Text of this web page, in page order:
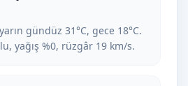
gündüz 31°C, gece 18°C.
yağış %0, rüzgâr 19 km/s.